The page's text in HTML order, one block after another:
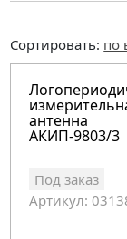
Сортировать: по
антенна
АКИП-9803/3
Под заказ
Артикул: